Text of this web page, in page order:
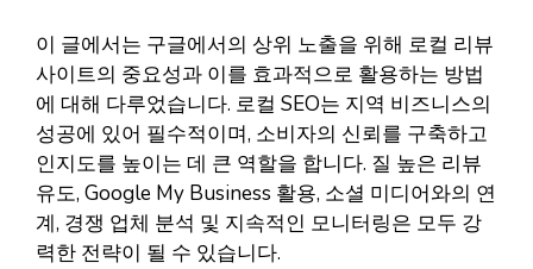
이 글에서는 구글에서의 상위 노출을 위해 로컬 리뷰
사이트의 중요성과 이를 효과적으로 활용하는 방법
에 대해 다루었습니다. 로컬 SEO는 지역 비즈니스의
성공에 있어 필수적이며, 소비자의 신뢰를 구축하고
인지도를 높이는 데 큰 역할을 합니다. 질 높은 리뷰
유도, Google My Business 활용, 소셜 미디어와의 연
계, 경쟁 업체 분석 및 지속적인 모니터링은 모두 강
력한 전략이 될 수 있습니다.